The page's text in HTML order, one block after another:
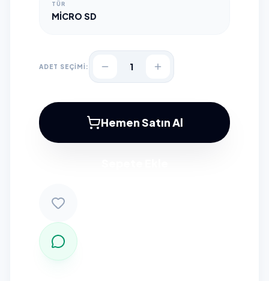
TÜR
MICRO SD
ADET SEÇİMİ: 1
Hemen Satın Al